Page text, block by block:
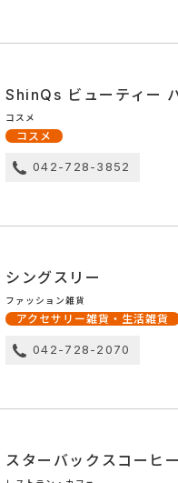
ShinQs ビューティー
コスメ
コスメ
042-728-3852
シングスリー
ファッション雑貨
アクセサリー雑貨・生活雑貨
042-728-2070
スターバックスコーヒ